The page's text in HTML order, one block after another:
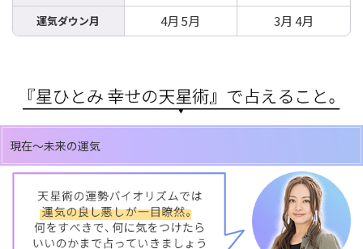
運気ダウン月 4月 5月 3月 4月
現在～未来の運気